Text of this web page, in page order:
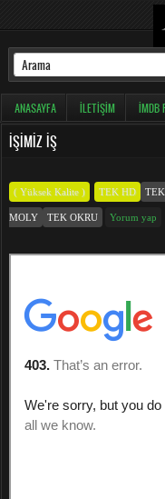
ANASAYFA İLETIŞIM İMDB
İŞIMIZ İŞ
( Yüksek Kalite ) TEK HD
MOLY TEK OKRU Yorum yap